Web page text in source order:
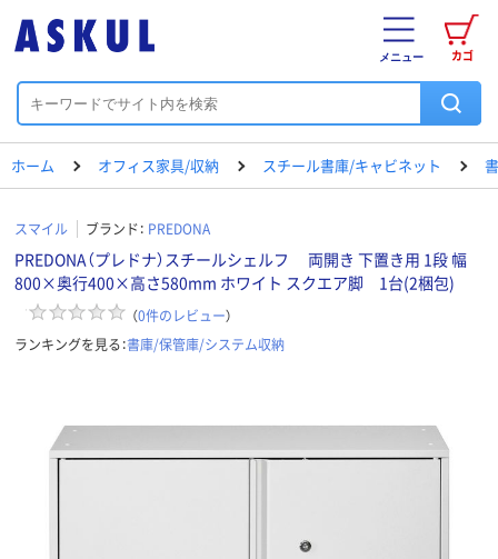
カゴ
メニュー
ホーム オフィス家具/収納 スチール書庫/キャビネット
スマイル ブランド： PREDONA
PREDONA（プレドナ）スチールシェルフ 両開き 下置き用 1段 幅
800×奥行400×高さ580mm ホワイト スクエア脚 1台(2梱包)
（0件のレビュー）
ランキングを見る：書庫/保管庫/システム収納